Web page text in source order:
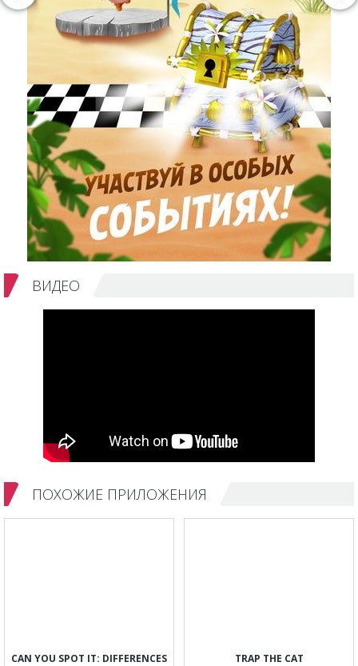
ВИДЕО
ПОХОЖИЕ ПРИЛОЖЕНИЯ
CAN YOU SPOT IT: DIFFERENCES TRAP THE CAT